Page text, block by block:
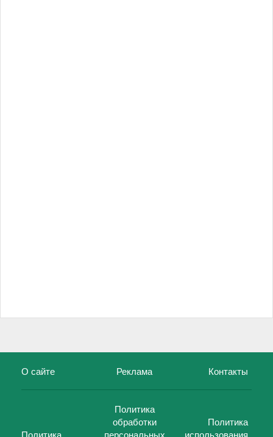
О сайте Реклама Контакты
Политика
Политика
обработки
персональных
Политика
использования